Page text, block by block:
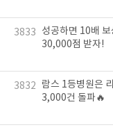
3833
성공하면 10배
30,000점 받자!
3832
람스 1등병원은
3,000건 돌파🔥